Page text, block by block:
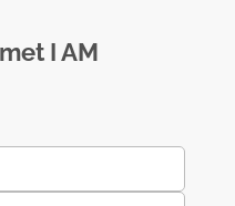
I AM